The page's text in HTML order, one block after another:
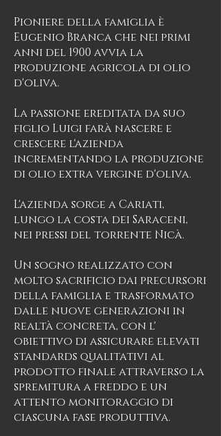
Pioniere della famiglia è
Eugenio Branca che nei primi
anni del 1900 avvia la
produzione agricola di olio
d'oliva.
La passione ereditata da suo
figlio Luigi farà nascere e
crescere l'azienda
incrementando la produzione
di olio extra vergine d'oliva.
L'azienda sorge a Cariati,
lungo la costa dei Saraceni,
nei pressi del torrente Nicà.
Un sogno realizzato con
molto sacrificio dai precursori
della famiglia e trasformato
dalle nuove generazioni in
realtà concreta, con l'
obiettivo di assicurare elevati
standards qualitativi al
prodotto finale attraverso la
spremitura a freddo e un
attento monitoraggio di
ciascuna fase produttiva.